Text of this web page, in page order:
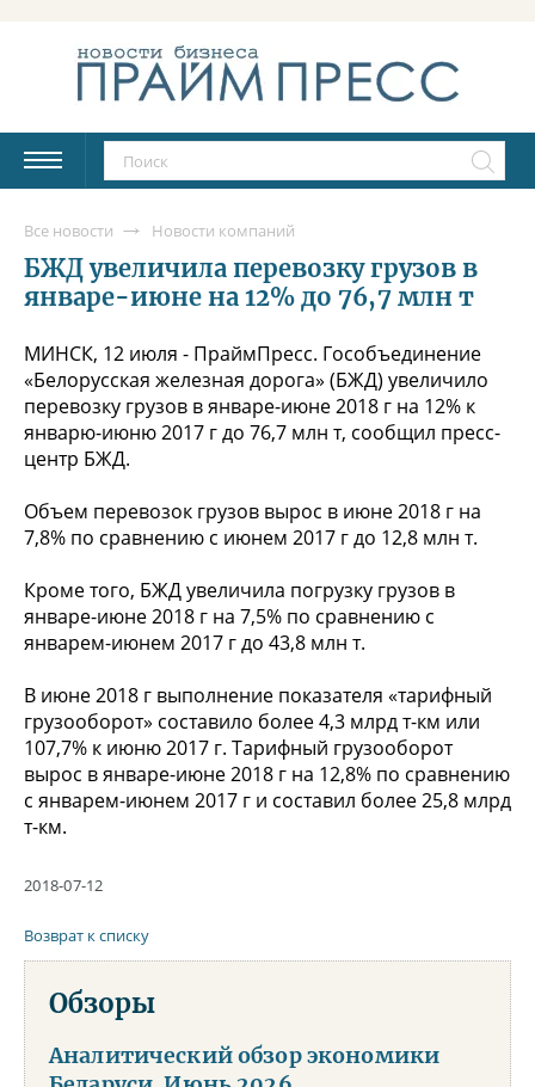
Все новости Новости компаний
БЖД увеличила перевозку грузов в
январе-июне на 12% до 76,7 млн т
МИНСК, 12 июля - ПраймПресс. Гособъединение
«Белорусская железная дорога» (БЖД) увеличило
перевозку грузов в январе-июне 2018 г на 12% к
январю-июню 2017 г до 76,7 млн т, сообщил пресс-
центр БЖД.
Объем перевозок грузов вырос в июне 2018 г на
7,8% по сравнению с июнем 2017 г до 12,8 млн т.
Кроме того, БЖД увеличила погрузку грузов в
январе-июне 2018 г на 7,5% по сравнению с
январем-июнем 2017 г до 43,8 млн т.
В июне 2018 г выполнение показателя «тарифный
грузооборот» составило более 4,3 млрд т-км или
107,7% к июню 2017 г. Тарифный грузооборот
вырос в январе-июне 2018 г на 12,8% по сравнению
с январем-июнем 2017 г и составил более 25,8 млрд
т-км.
2018-07-12
Возврат к списку
Обзоры
Аналитический обзор экономики